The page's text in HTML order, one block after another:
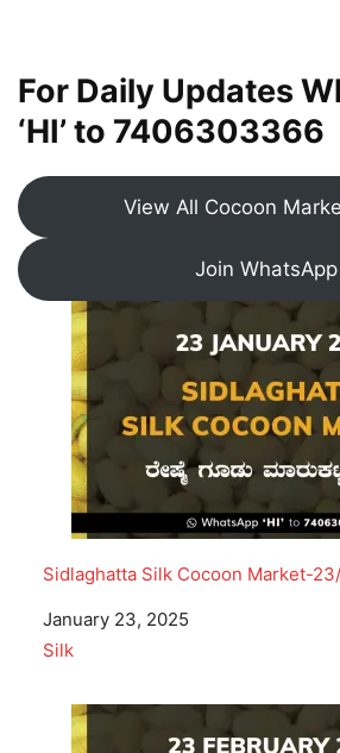
For Daily Updates
‘HI’ to 7406303366
View All Cocoon
Join WhatsApp
Sidlaghatta Silk Cocoon Market-
Date
January 23, 2025
In relation to
Silk